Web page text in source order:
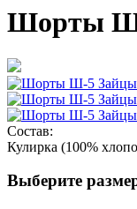
Шорты
Состав:
Кулирка (100%
Выберите